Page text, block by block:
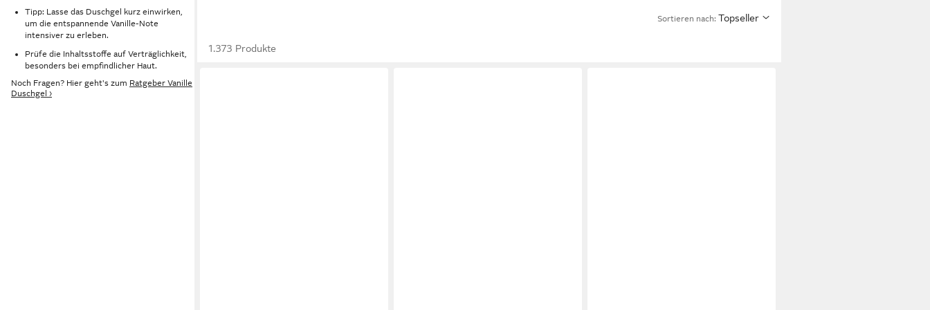
Tipp: Lasse das Duschgel kurz einwirken,
um die entspannende Vanille-Note
intensiver zu erleben.
Prüfe die Inhaltsstoffe auf Verträglichkeit,
besonders bei empfindlicher Haut.
Noch Fragen? Hier geht's zum Ratgeber Vanille
Duschgel ›
Sortieren nach: Topseller
1.373 Produkte